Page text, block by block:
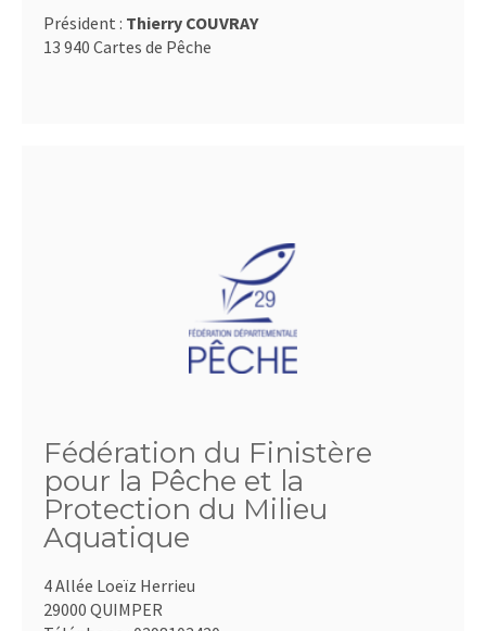
Président : Thierry COUVRAY
13 940 Cartes de Pêche
Fédération du Finistère
pour la Pêche et la
Protection du Milieu
Aquatique
4 Allée Loeïz Herrieu
29000 QUIMPER